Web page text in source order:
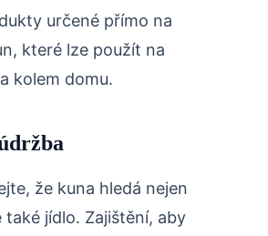
určené přímo ⁤na
​které​ lze použít na​
kolem domu.
že⁢ kuna hledá ⁢nejen
také jídlo. Zajištění, ⁣aby